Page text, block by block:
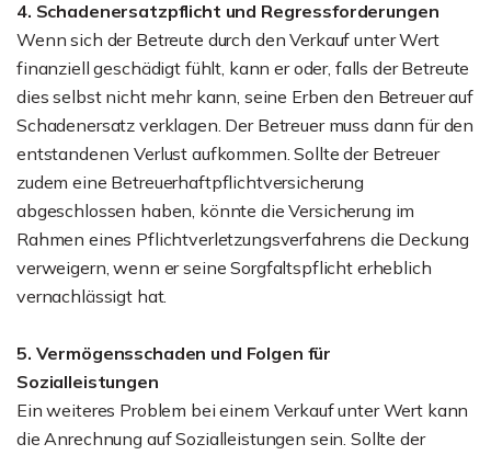
4. Schadenersatzpflicht und Regressforderungen
Wenn sich der Betreute durch den Verkauf unter Wert
finanziell geschädigt fühlt, kann er oder, falls der Betreute
dies selbst nicht mehr kann, seine Erben den Betreuer auf
Schadenersatz verklagen. Der Betreuer muss dann für den
entstandenen Verlust aufkommen. Sollte der Betreuer
zudem eine Betreuerhaftpflichtversicherung
abgeschlossen haben, könnte die Versicherung im
Rahmen eines Pflichtverletzungsverfahrens die Deckung
verweigern, wenn er seine Sorgfaltspflicht erheblich
vernachlässigt hat.
5. Vermögensschaden und Folgen für
Sozialleistungen
Ein weiteres Problem bei einem Verkauf unter Wert kann
die Anrechnung auf Sozialleistungen sein. Sollte der